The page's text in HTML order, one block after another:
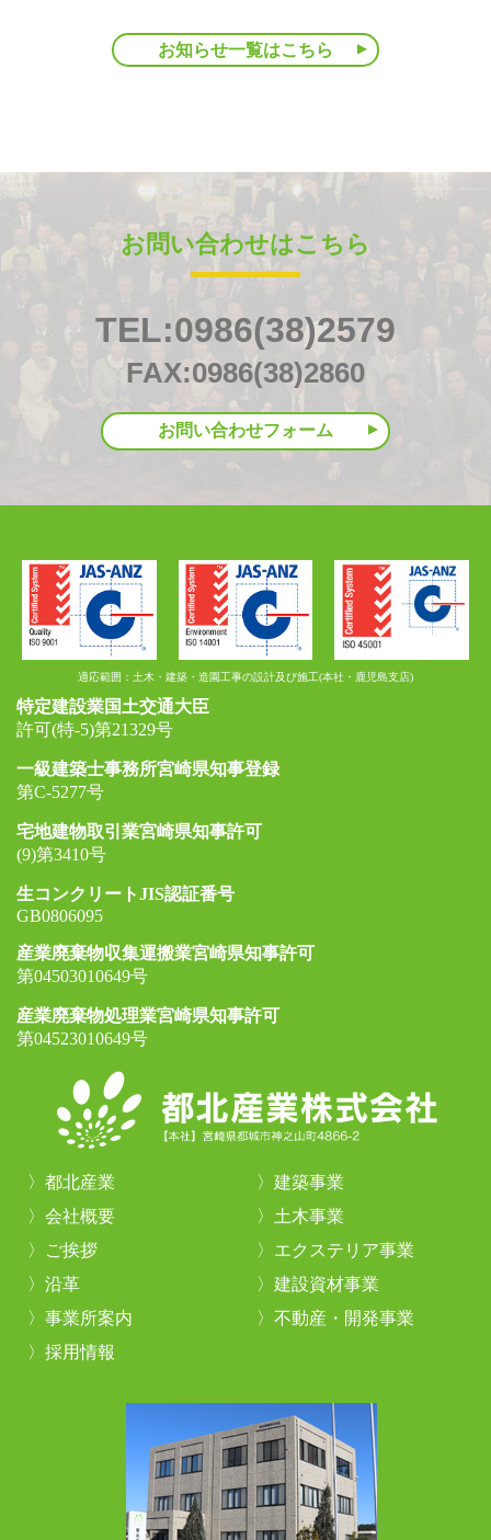
お知らせ一覧はこちら
お問い合わせはこちら
TEL:0986(38)2579
FAX:0986(38)2860
お問い合わせフォーム
適応範囲：土木・建築・造園工事の設計及び施工(本社・鹿児島支店)
特定建設業国土交通大臣
許可(特-5)第21329号
一級建築士事務所宮崎県知事登録
第C-5277号
宅地建物取引業宮崎県知事許可
(9)第3410号
生コンクリートJIS認証番号
GB0806095
産業廃棄物収集運搬業宮崎県知事許可
第04503010649号
産業廃棄物処理業宮崎県知事許可
第04523010649号
都北産業
建築事業
会社概要
土木事業
ご挨拶
エクステリア事業
沿革
建設資材事業
事業所案内
不動産・開発事業
採用情報